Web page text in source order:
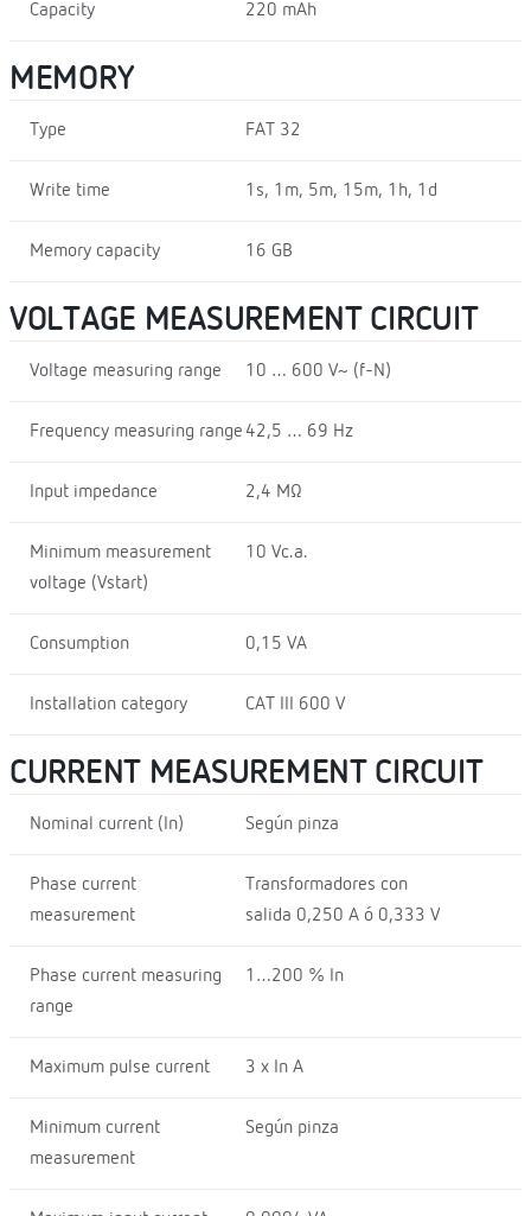
Capacity 220 mAh
MEMORY
Type FAT 32
Write time 1s, 1m, 5m, 15m, 1h, 1d
Memory capacity 16 GB
VOLTAGE MEASUREMENT CIRCUIT
Voltage measuring range 10 … 600 V~ (f-N)
Frequency measuring range 42,5 … 69 Hz
Input impedance 2,4 MΩ
Minimum measurement
voltage (Vstart)
10 Vc.a.
Consumption 0,15 VA
Installation category CAT III 600 V
CURRENT MEASUREMENT CIRCUIT
Nominal current (In) Según pinza
Phase current
measurement
Transformadores con
salida 0,250 A ó 0,333 V
Phase current measuring
range
1…200 % In
Maximum pulse current 3 x In A
Minimum current
measurement
Según pinza